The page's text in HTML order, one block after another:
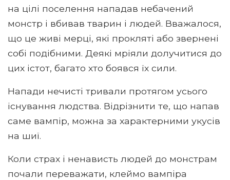
на цілі поселення нападав небачений
монстр і вбивав тварин і людей. Вважалося,
що це живі мерці, які прокляті або звернені
собі подібними. Деякі мріяли долучитися до
цих істот, багато хто боявся їх сили.
Напади нечисті тривали протягом усього
існування людства. Відрізнити те, що напав
саме вампір, можна за характерними укусів
на шиї.
Коли страх і ненависть людей до монстрам
почали переважати, клеймо вампіра